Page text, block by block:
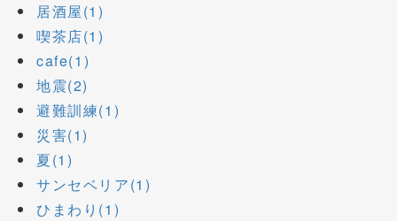
居酒屋(1)
喫茶店(1)
cafe(1)
地震(2)
避難訓練(1)
災害(1)
夏(1)
サンセベリア(1)
ひまわり(1)